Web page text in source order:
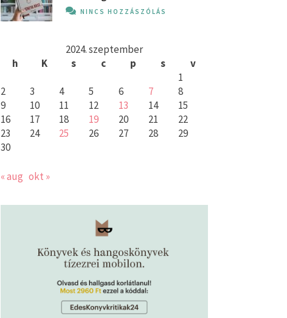
NINCS HOZZÁSZÓLÁS
2024. szeptember
h
K s c p s
v
1
2
3 4 5 6 7
8
9
10 11 12 13 14
15
16
17 18 19 20 21
22
23
24 25 26 27 28
29
30
« aug okt »